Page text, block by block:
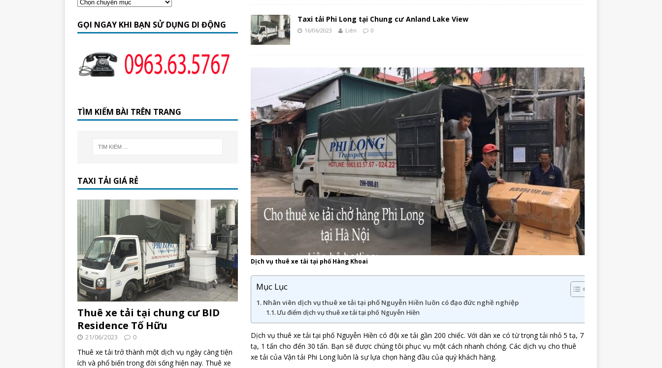
Taxi tải Phi Long tại Chung cư Anland Lake View
16/06/2023 Liên 0
Dịch vụ thuê xe tải tại phố Hàng Khoai
Mục Lục
Nhân viên dịch vụ thuê xe tải tại phố Nguyễn Hiền luôn có đạo đức nghề nghiệp
Ưu điểm dịch vụ thuê xe tải tại phố Nguyễn Hiền
Dịch vụ thuê xe tải tại phố Nguyễn Hiền có đội xe tải gần 200 chiếc. Với dàn xe có từ trọng tải nhỏ 5 tạ, 7
tạ, 1 tấn cho đến 30 tấn. Bạn sẽ được chúng tôi phục vụ một cách nhanh chóng. Các dịch vụ cho thuê
xe tải của Vận tải Phi Long luôn là sự lựa chọn hàng đầu của quý khách hàng.
GỌI NGAY KHI BẠN SỬ DỤNG DI ĐỘNG
TÌM KIẾM BÀI TRÊN TRANG
TAXI TẢI GIÁ RẺ
Thuê xe tải tại chung cư BID
Residence Tố Hữu
21/06/2023 0
Thuê xe tải trở thành một dịch vụ ngày càng tiện
ích và phổ biến trong đời sống hiện nay. Thuê xe